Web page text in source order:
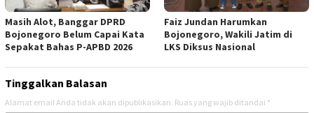
Masih Alot, Banggar DPRD
Bojonegoro Belum Capai Kata
Sepakat Bahas P-APBD 2026
Faiz Jundan Harumkan
Bojonegoro, Wakili Jatim di
LKS Diksus Nasional
Tinggalkan Balasan
Alamat email Anda tidak akan dipublikasikan. Ruas yang wajib ditandai *